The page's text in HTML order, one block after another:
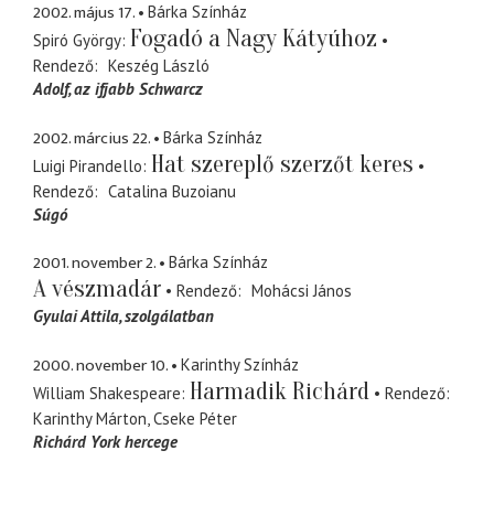
2002. május 17.
Bárka Színház
Spiró György Fogadó a Nagy Kátyúhoz
Rendező
Keszég László
Adolf az ifjabb Schwarcz
2002. március 22.
Bárka Színház
Luigi Pirandello Hat szereplő szerzőt keres
Rendező
Catalina Buzoianu
Súgó
2001. november 2. Bárka Színház
A vészmadár Rendező
Mohácsi János
Gyulai Attila szolgálatban
2000. november 10.
Karinthy Színház
William Shakespeare Harmadik Richárd
Rendező
Karinthy Márton Cseke Péter
Richárd York hercege